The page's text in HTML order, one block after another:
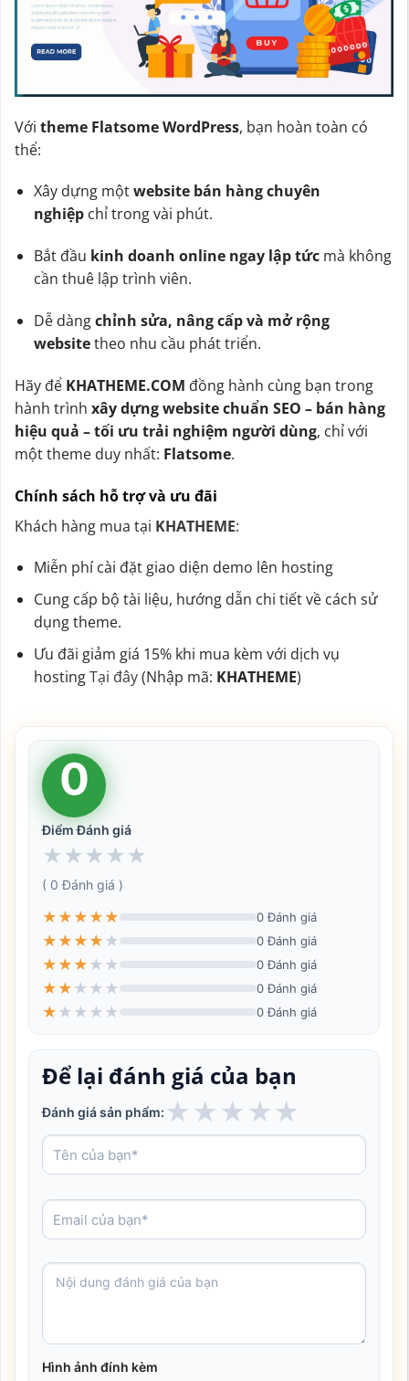
Với theme Flatsome WordPress, bạn hoàn toàn có
thể:
Xây dựng mộtwebsite bán hàng chuyên
nghiệpchỉ trong vài phút.
Bắt đầu kinh doanh online ngay lập tứcmà không
cần thuê lập trình viên.
Dễ dàngchỉnh sửa, nâng cấp và mở rộng
websitetheo nhu cầu phát triển.
Hãy để KHATHEME.COM đồng hành cùng bạn trong
hành trình xây dựng website chuẩn SEO – bán hàng
hiệu quả – tối ưu trải nghiệm người dùng, chỉ với
một theme duy nhất: Flatsome.
Chính sách hỗ trợ và ưu đãi
Khách hàng mua tại KHATHEME:
Miễn phí cài đặt giao diện demo lên hosting
Cung cấp bộ tài liệu, hướng dẫn chi tiết về cách sử
dụng theme.
Ưu đãi giảm giá 15% khi mua kèm với dịch vụ
hostingTại đây(Nhập mã: KHATHEME)
0
Điểm Đánh giá
★ ★ ★ ★ ★
( 0 Đánh giá )
★ ★ ★ ★ ★ 0 Đánh giá
★ ★ ★ ★ ★ 0 Đánh giá
★ ★ ★ ★ ★ 0 Đánh giá
★ ★ ★ ★ ★ 0 Đánh giá
★ ★ ★ ★ ★ 0 Đánh giá
Để lại đánh giá của bạn
Đánh giá sản phẩm: ★ ★ ★ ★★
Hình ảnh đính kèm